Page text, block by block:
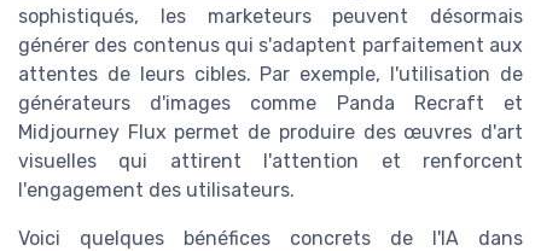
sophistiqués, les marketeurs peuvent désormais
générer des contenus qui s'adaptent parfaitement aux
attentes de leurs cibles. Par exemple, l'utilisation de
générateurs d'images comme Panda Recraft et
Midjourney Flux permet de produire des œuvres d'art
visuelles qui attirent l'attention et renforcent
l'engagement des utilisateurs.
Voici quelques bénéfices concrets de l'IA dans